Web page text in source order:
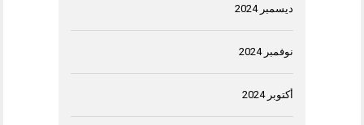
ديسمبر 2024
نوفمبر 2024
أكتوبر 2024